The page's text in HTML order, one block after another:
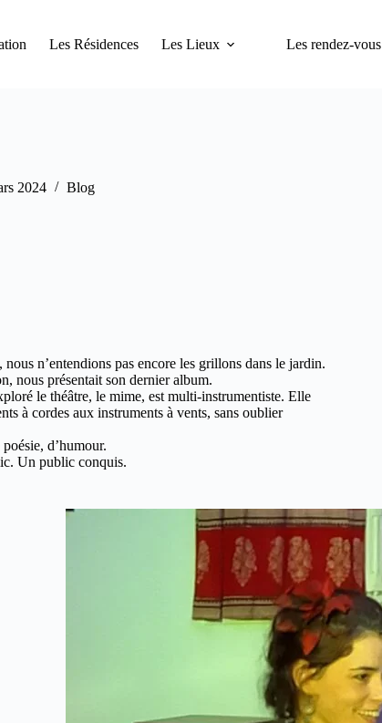
Les Résidences Les Lieux Les rendez-vous
2024 Blog
n’entendions pas encore les grillons dans le jardin.
nous présentait son dernier album.
le théâtre, le mime, est multi-instrumentiste. Elle
à cordes aux instruments à vents, sans oublier
d’humour.
Un public conquis.